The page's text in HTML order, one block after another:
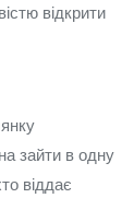
відкрити
зайти в одну
віддає